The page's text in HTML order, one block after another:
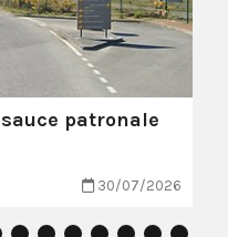
patronale
30/07/2026